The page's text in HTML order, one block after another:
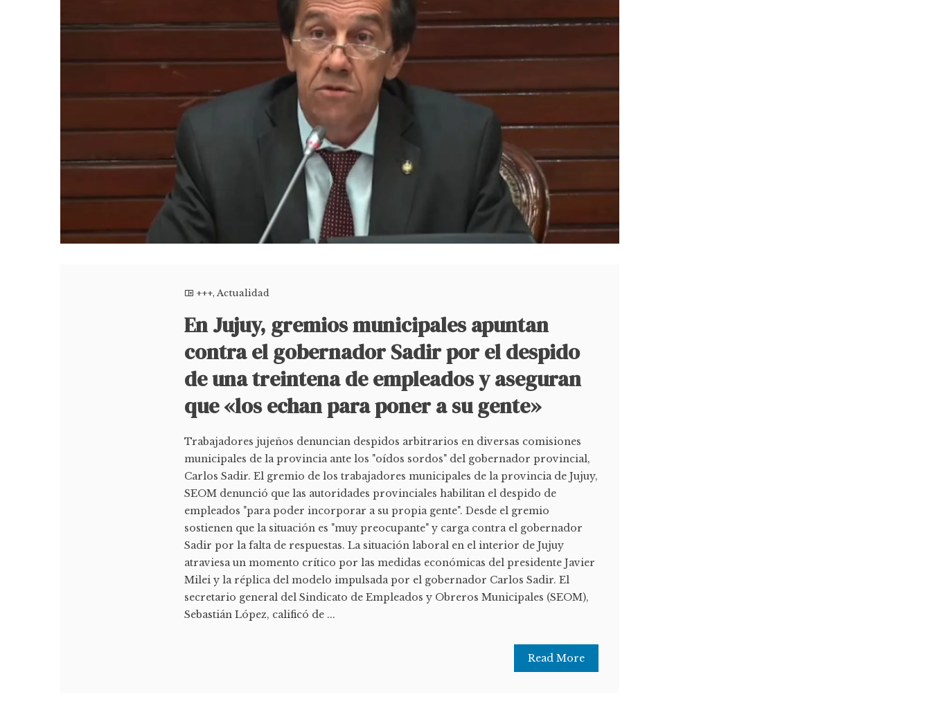
+++,Actualidad
En Jujuy, gremios municipales apuntan
contra el gobernador Sadir por el despido
de una treintena de empleados y aseguran
que «los echan para poner a su gente»
Trabajadores jujeños denuncian despidos arbitrarios en diversas comisiones
municipales de la provincia ante los "oídos sordos" del gobernador provincial,
Carlos Sadir. El gremio de los trabajadores municipales de la provincia de Jujuy,
SEOM denunció que las autoridades provinciales habilitan el despido de
empleados "para poder incorporar a su propia gente". Desde el gremio
sostienen que la situación es "muy preocupante" y carga contra el gobernador
Sadir por la falta de respuestas. La situación laboral en el interior de Jujuy
atraviesa un momento crítico por las medidas económicas del presidente Javier
Milei y la réplica del modelo impulsada por el gobernador Carlos Sadir. El
secretario general del Sindicato de Empleados y Obreros Municipales (SEOM),
Sebastián López, calificó de ...
Read More